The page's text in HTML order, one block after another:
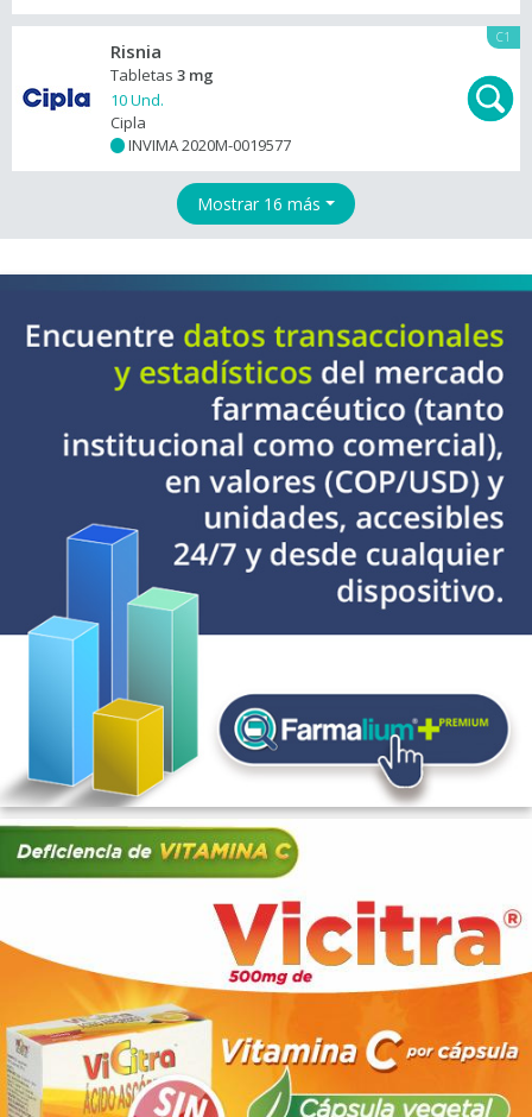
C1
Risnia
Tabletas 3 mg
10 Und.
Cipla
INVIMA 2020M-0019577
Mostrar 16 más